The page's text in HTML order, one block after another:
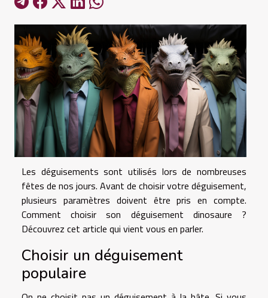
Les déguisements sont utilisés lors de nombreuses
fêtes de nos jours. Avant de choisir votre déguisement,
plusieurs paramètres doivent être pris en compte.
Comment choisir son déguisement dinosaure ?
Découvrez cet article qui vient vous en parler.
Choisir un déguisement
populaire